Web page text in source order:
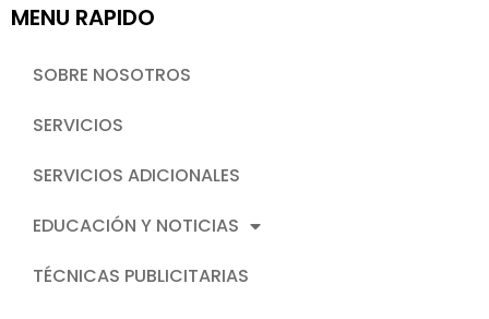
MENU RAPIDO
SOBRE NOSOTROS
SERVICIOS
SERVICIOS ADICIONALES
EDUCACIÓN Y NOTICIAS
TÉCNICAS PUBLICITARIAS